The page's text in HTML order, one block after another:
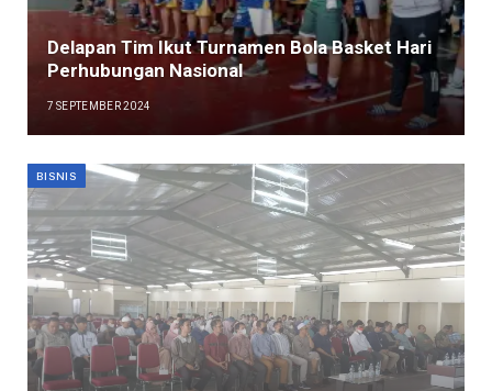
Delapan Tim Ikut Turnamen Bola Basket Hari
Perhubungan Nasional
7 SEPTEMBER 2024
BISNIS